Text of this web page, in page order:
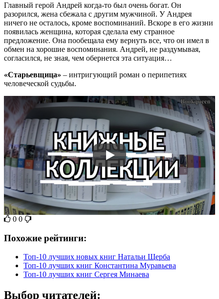
Главный герой Андрей когда-то был очень богат. Он
разорился, жена сбежала с другим мужчиной. У Андрея
ничего не осталось, кроме воспоминаний. Вскоре в его жизни
появилась женщина, которая сделала ему странное
предложение. Она пообещала ему вернуть все, что он имел в
обмен на хорошие воспоминания. Андрей, не раздумывая,
согласился, не зная, чем обернется эта ситуация…
«Старьевщица» – интригующий роман о перипетиях
человеческой судьбы.
0 0
Похожие рейтинги:
Топ-10 лучших новых книг Натальи Щерба
Топ-10 лучших книг Константина Муравьева
Топ-10 лучших книг Сергея Минаева
Выбор читателей: